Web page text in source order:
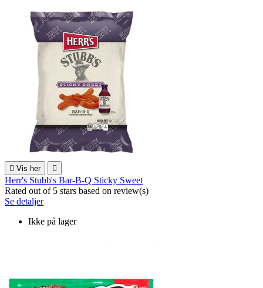
 Vis her 
Herr's Stubb's Bar-B-Q Sticky Sweet
Rated out of 5 stars based on review(s)
Se detaljer
Ikke på lager